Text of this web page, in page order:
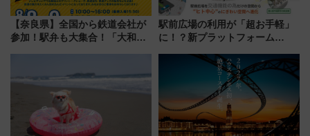
【奈良県】全国から鉄道会社が
参加！駅弁も大集合！「大和鉄
駅前広場の利用が「超お手軽」
に！？新プラットフォーム
マホで簡単申請 物販や演奏会な
どに【JR東日本】